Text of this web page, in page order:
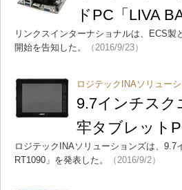
ドPC「LIVA
リンクスインターナショナルは、ECS
開始を告知した。
（2016/9/23）
ロジテックINAソリュー
9.7インチスク
牢タブレット
ロジテックINAソリューションズは、9.7
RT1090」を発表した。
（2016/9/2）